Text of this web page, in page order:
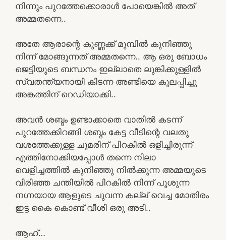
നിന്നും പുറത്തേക്കൊരാൾ പോയെങ്കിൽ അത്
അമ്മതന്നെ..
അതേ ആരാന്റെ കുണ്ണക്ക് മുമ്പിൽ കുനിഞ്ഞു
നിന്ന് മോങ്ങുന്നത് അമ്മതന്നെ.. ആ ഒരു ബോധം
ജെട്ടിയുടെ ബന്ധനം ഇല്ലാതെ ലുങ്കിക്കുള്ളിൽ
സ്വതന്ത്യനായി കിടന്ന അണ്ടിയെ കുലപ്പിച്ചു
അങ്കത്തിന് റെഡിയാക്കി..
അവൻ ശബ്ദം ഉണ്ടാക്കാതെ വാതിൽ കടന്ന്
പുറത്തേക്കിറങ്ങി ശബ്ദം കേട്ട വീടിന്റെ വലതു
വശത്തേക്കുള്ള ചുമരിന് പിറകിൽ ഒളിച്ചിരുന്ന്
എത്തിനോക്കിയപ്പോൾ തന്നെ നിലാ
വെളിച്ചത്തിൽ കുനിഞ്ഞു നിൽക്കുന്ന അമ്മയുടെ
വിരിഞ്ഞ ചന്തിയിൽ പിറകിൽ നിന്ന് പൂശുന്ന
നഗ്നയായ ആളുടെ ചുവന്ന കല്ല് വെച്ച മോതിരം
ഇട്ട കൈ കൊണ്ട് വീശി ഒരു അടി..
ആഹ്…